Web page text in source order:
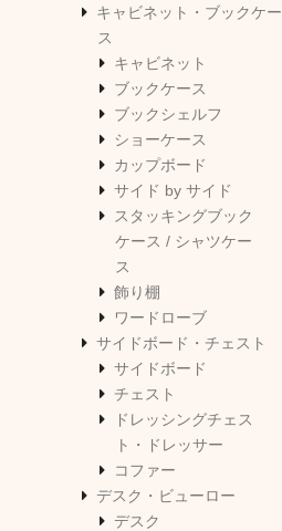
キャビネット・ブックケー
ス
キャビネット
ブックケース
ブックシェルフ
ショーケース
カップボード
サイド by サイド
スタッキングブック
ケース / シャツケー
ス
飾り棚
ワードローブ
サイドボード・チェスト
サイドボード
チェスト
ドレッシングチェス
ト・ドレッサー
コファー
デスク・ビューロー
デスク